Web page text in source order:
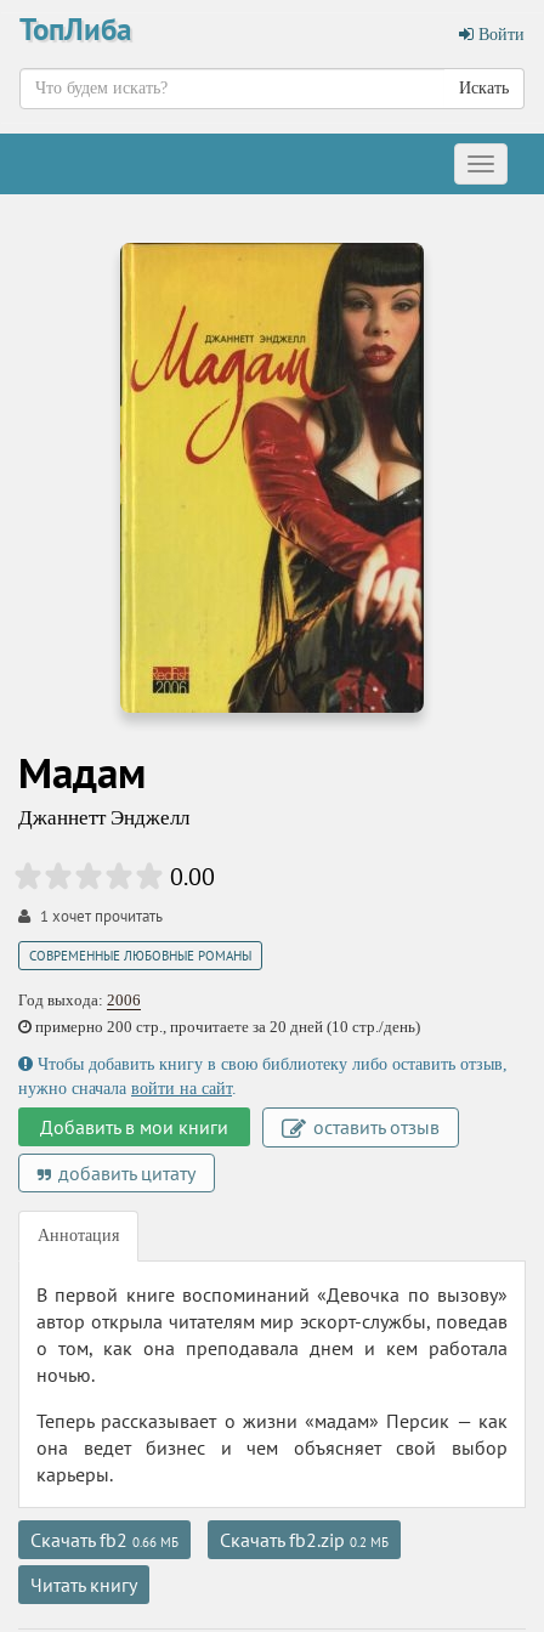
ТопЛиба Войти
Искать
Меню
Мадам
Джаннетт Энджелл
0.00
1 хочет прочитать
СОВРЕМЕННЫЕ ЛЮБОВНЫЕ РОМАНЫ
Год выхода: 2006
примерно 200 стр., прочитаете за 20 дней (10 стр./день)
Чтобы добавить книгу в свою библиотеку либо оставить отзыв,
нужно сначала войти на сайт.
Добавить в мои книги
оставить отзыв
добавить цитату
Аннотация
В первой книге воспоминаний «Девочка по вызову»
автор открыла читателям мир эскорт-службы, поведав
о том, как она преподавала днем и кем работала
ночью.
Теперь рассказывает о жизни «мадам» Персик — как
она ведет бизнес и чем объясняет свой выбор
карьеры.
Скачать fb2 0.66 МБ Скачать fb2.zip 0.2 МБ
Читать книгу